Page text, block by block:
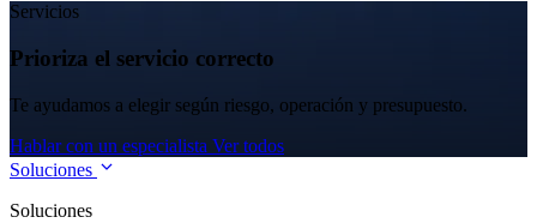
Servicios
Prioriza el servicio correcto
Te ayudamos a elegir según riesgo, operación y presupuesto.
Hablar con un especialista Ver todos
Soluciones
Soluciones